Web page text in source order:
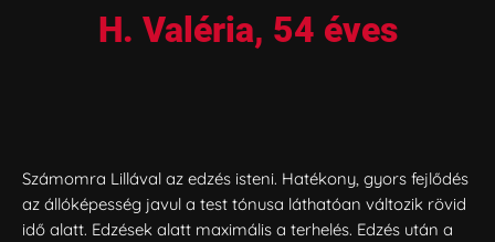
H. Valéria, 54 éves
Számomra Lillával az edzés isteni. Hatékony, gyors fejlődés
az állóképesség javul a test tónusa láthatóan változik rövid
idő alatt. Edzések alatt maximális a terhelés. Edzés után a